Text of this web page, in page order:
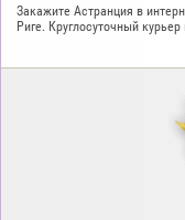
Закажите Астранция в
Риге. Круглосуточный